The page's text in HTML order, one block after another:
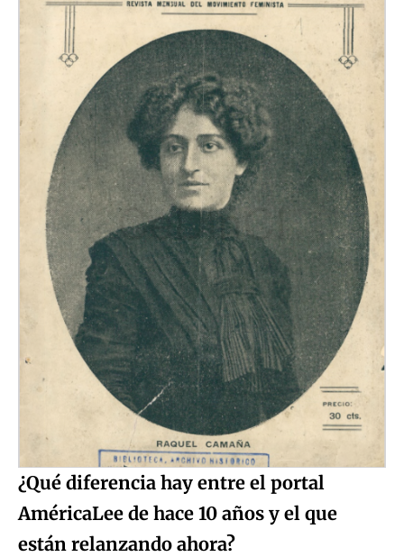
¿Qué diferencia hay entre el portal
AméricaLee de hace 10 años y el que
están relanzando ahora?